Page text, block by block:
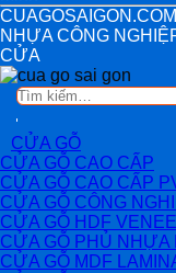
NHỰA CÔNG
CỬA
Tìm
CỬA GỖ
CỬA GỖ CAO CẤP
CỬA GỖ CAO CẤP
CỬA GỖ CÔNG
CỬA GỖ HDF
CỬA GỖ PHỦ NHỰA
CỬA GỖ MDF